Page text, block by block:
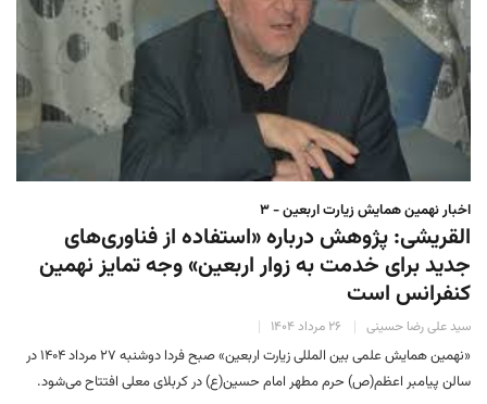
اخبار نهمین همایش زیارت اربعین - ۳
القریشی: پژوهش‌ درباره «استفاده از فناوری‌های
جدید برای خدمت به زوار اربعین» وجه تمایز نهمین
کنفرانس است
سید علی رضا حسینی ۲۶ مرداد ۱۴۰۴
«نهمین همایش علمی بین المللی زیارت اربعین» صبح فردا دوشنبه ۲۷ مرداد ۱۴۰۴ در
سالن پیامبر اعظم(ص) حرم مطهر امام حسین(ع) در کربلای معلی افتتاح می‌شود.